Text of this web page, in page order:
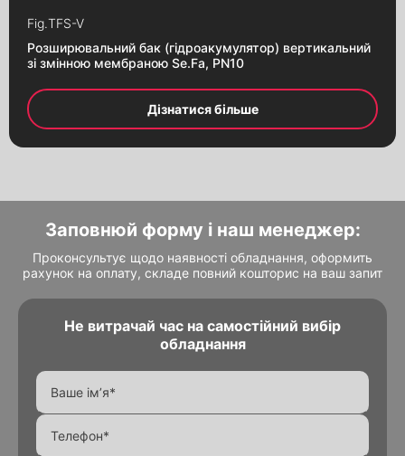
Fig.TFS-V
Розширювальний бак (гідроакумулятор) вертикальний
зі змінною мембраною Se.Fa, PN10
Дізнатися більше
Заповнюй форму і наш менеджер:
Проконсультує щодо наявності обладнання, оформить
рахунок на оплату, складе повний кошторис на ваш запит
Не витрачай час на самостійний вибір
обладнання
Заповни форму і наш менеджер
Заповни форму і наш менеджер